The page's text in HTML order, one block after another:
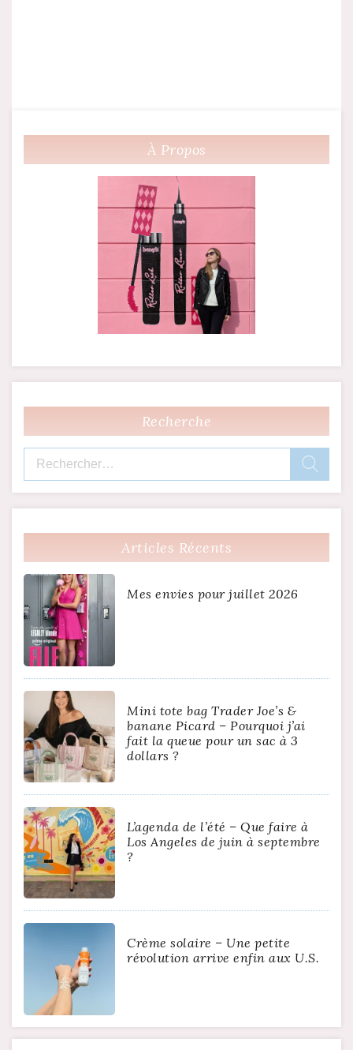
À Propos
Recherche
Rechercher :
Articles Récents
Mes envies pour juillet 2026
Mini tote bag Trader Joe’s &
banane Picard – Pourquoi j’ai
fait la queue pour un sac à 3
dollars ?
L’agenda de l’été – Que faire à
Los Angeles de juin à septembre
?
Crème solaire – Une petite
révolution arrive enfin aux U.S.